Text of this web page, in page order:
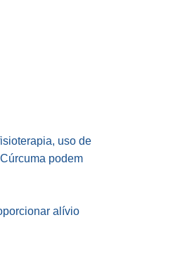
uso de
podem
alívio